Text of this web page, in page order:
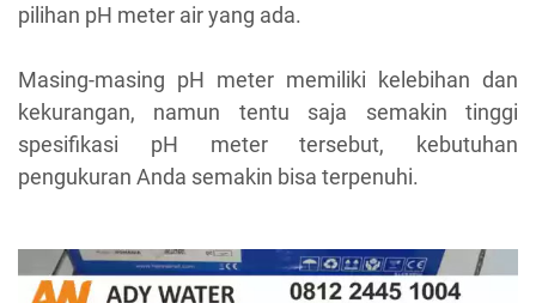
pilihan pH meter air yang ada.
Masing-masing pH meter memiliki kelebihan dan
kekurangan, namun tentu saja semakin tinggi
spesifikasi pH meter tersebut, kebutuhan
pengukuran Anda semakin bisa terpenuhi.